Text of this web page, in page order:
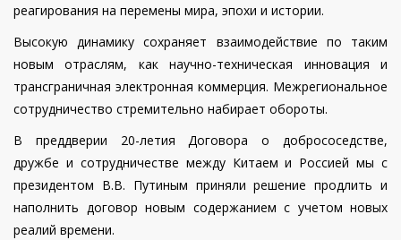
реагирования на перемены мира, эпохи и истории.
Высокую динамику сохраняет взаимодействие по таким
новым отраслям, как научно-техническая инновация и
трансграничная электронная коммерция. Межрегиональное
сотрудничество стремительно набирает обороты.
В преддверии 20-летия Договора о добрососедстве,
дружбе и сотрудничестве между Китаем и Россией мы с
президентом В.В. Путиным приняли решение продлить и
наполнить договор новым содержанием с учетом новых
реалий времени.